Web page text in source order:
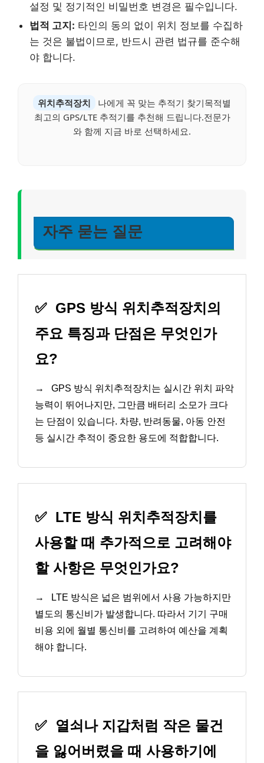
설정 및 정기적인 비밀번호 변경은 필수입니다.
법적 고지: 타인의 동의 없이 위치 정보를 수집하
는 것은 불법이므로, 반드시 관련 법규를 준수해
야 합니다.
위치추적장치
나에게 꼭 맞는 추적기 찾기목적별
최고의 GPS/LTE 추적기를 추천해 드립니다.전문가
와 함께 지금 바로 선택하세요.
자주 묻는 질문
✅ GPS 방식 위치추적장치의
주요 특징과 단점은 무엇인가
요?
→
GPS 방식 위치추적장치는 실시간 위치 파악
능력이 뛰어나지만, 그만큼 배터리 소모가 크다
는 단점이 있습니다. 차량, 반려동물, 아동 안전
등 실시간 추적이 중요한 용도에 적합합니다.
✅ LTE 방식 위치추적장치를
사용할 때 추가적으로 고려해야
할 사항은 무엇인가요?
→
LTE 방식은 넓은 범위에서 사용 가능하지만
별도의 통신비가 발생합니다. 따라서 기기 구매
비용 외에 월별 통신비를 고려하여 예산을 계획
해야 합니다.
✅
열쇠나 지갑처럼 작은 물건
을 잃어버렸을 때 사용하기에